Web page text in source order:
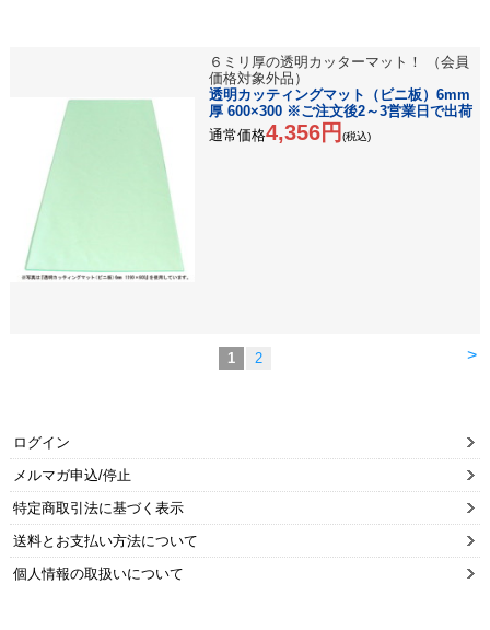
６ミリ厚の透明カッターマット！ （会員
価格対象外品）
透明カッティングマット（ビニ板）6mm
厚 600×300 ※ご注文後2～3営業日で出荷
通常価格4,356円 (税込)
>
1 2
ログイン
メルマガ申込/停止
特定商取引法に基づく表示
送料とお支払い方法について
個人情報の取扱いについて